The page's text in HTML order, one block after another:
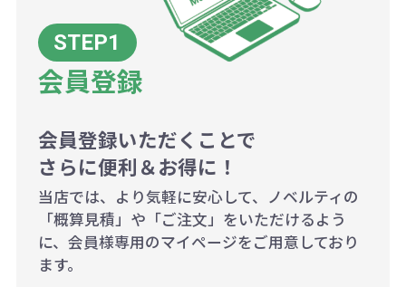
200個~499個の場合：42円（1個
当たり）
500個~999個の場合：35円（1個
1,000個以上：28円（1個当た
り）
会員登録
会員登録いただくことで
さらに便利＆お得に！
当店では、より気軽に安心して、ノベルティの
「概算見積」や「ご注文」をいただけるよう
に、会員様専用のマイページをご用意しており
ます。